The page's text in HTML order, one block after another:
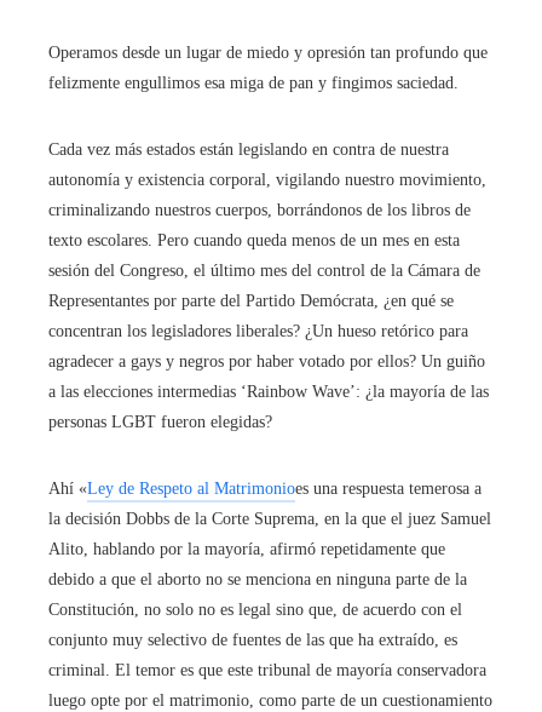
Operamos desde un lugar de miedo y opresión tan profundo que
felizmente engullimos esa miga de pan y fingimos saciedad.
Cada vez más estados están legislando en contra de nuestra
autonomía y existencia corporal, vigilando nuestro movimiento,
criminalizando nuestros cuerpos, borrándonos de los libros de
texto escolares. Pero cuando queda menos de un mes en esta
sesión del Congreso, el último mes del control de la Cámara de
Representantes por parte del Partido Demócrata, ¿en qué se
concentran los legisladores liberales? ¿Un hueso retórico para
agradecer a gays y negros por haber votado por ellos? Un guiño
a las elecciones intermedias ‘Rainbow Wave’: ¿la mayoría de las
personas LGBT fueron elegidas?
Ahí «Ley de Respeto al Matrimonioes una respuesta temerosa a
la decisión Dobbs de la Corte Suprema, en la que el juez Samuel
Alito, hablando por la mayoría, afirmó repetidamente que
debido a que el aborto no se menciona en ninguna parte de la
Constitución, no solo no es legal sino que, de acuerdo con el
conjunto muy selectivo de fuentes de las que ha extraído, es
criminal. El temor es que este tribunal de mayoría conservadora
luego opte por el matrimonio, como parte de un cuestionamiento